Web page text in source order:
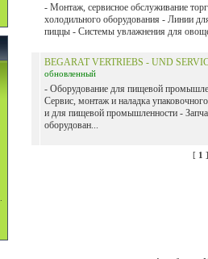
- Монтаж, сервисное обслуживание
холодильного оборудования - Линии
пиццы - Системы увлажнения для
BEGARAT VERTRIEBS - UND
обновленный
- Оборудование для пищевой
Сервис, монтаж и наладка
и для пищевой промышленности -
оборудован...
[ 1